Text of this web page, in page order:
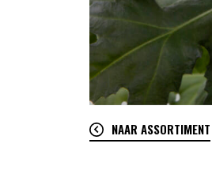
NAAR ASSORTIMENT